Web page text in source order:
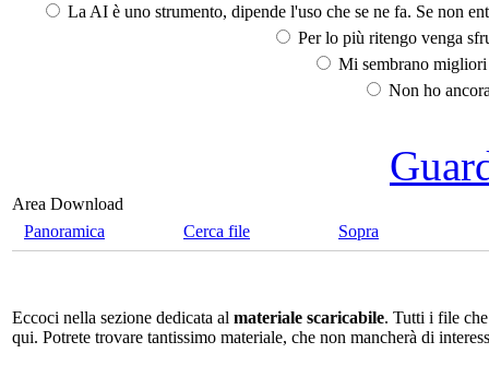
La AI è uno strumento, dipende l'uso che se ne fa. Se non
Per lo più ritengo venga
Mi sembrano
Non ho
Area Download
Panoramica
Cerca file Sopra
Eccoci nella sezione dedicata al materiale scaricabile. Tutti i file
qui. Potrete trovare tantissimo materiale, che non mancherà di